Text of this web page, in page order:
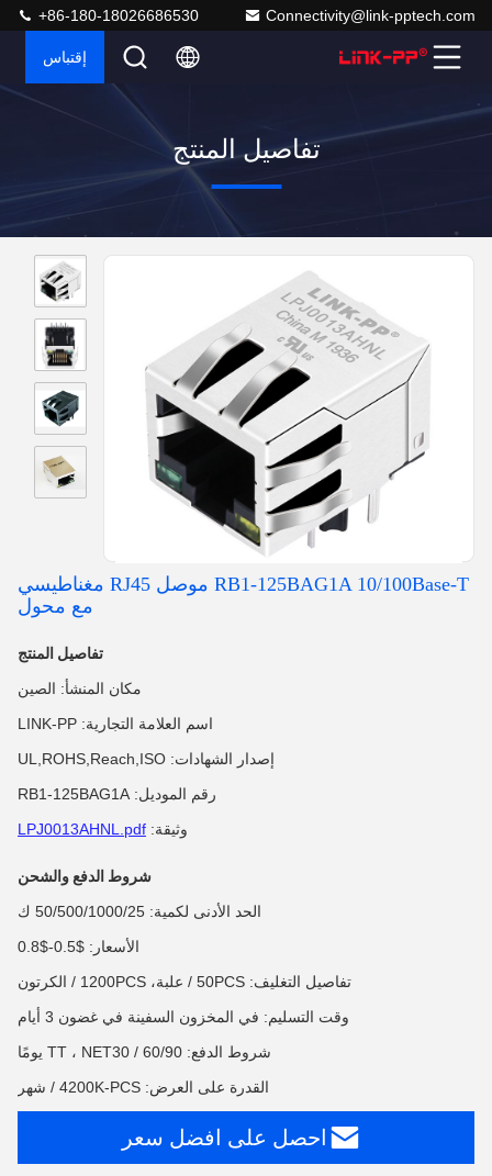
Connectivity@link-pptech.com
+86-180-18026686530
إقتباس
تفاصيل المنتج
RB1-125BAG1A 10/100Base-T موصل RJ45 مغناطيسي
مع محول
تفاصيل المنتج
مكان المنشأ: الصين
اسم العلامة التجارية: LINK-PP
إصدار الشهادات: UL,ROHS,Reach,ISO
رقم الموديل: RB1-125BAG1A
وثيقة: LPJ0013AHNL.pdf
شروط الدفع والشحن
الحد الأدنى لكمية: 50/500/1000/25 ك
الأسعار: $0.5-$0.8
تفاصيل التغليف: 50PCS / علبة، 1200PCS / الكرتون
وقت التسليم: في المخزون السفينة في غضون 3 أيام
شروط الدفع: TT ، NET30 / 60/90 يومًا
القدرة على العرض: 4200K-PCS / شهر
احصل على افضل سعر